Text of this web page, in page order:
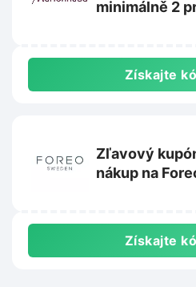
minimálně 2
Získajte
Zľavový
nákup na
Získajte